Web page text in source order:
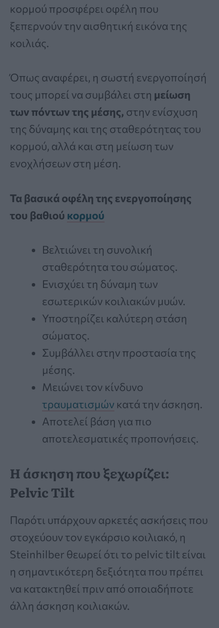
κορμού προσφέρει οφέλη που
ξεπερνούν την αισθητική εικόνα της
κοιλιάς.
Όπως αναφέρει, η σωστή ενεργοποίησή
τους μπορεί να συμβάλει στη μείωση
των πόντων της μέσης, στην ενίσχυση
της δύναμης και της σταθερότητας του
κορμού, αλλά και στη μείωση των
ενοχλήσεων στη μέση.
Τα βασικά οφέλη της ενεργοποίησης
του βαθιού κορμού
Βελτιώνει τη συνολική
σταθερότητα του σώματος.
Ενισχύει τη δύναμη των
εσωτερικών κοιλιακών μυών.
Υποστηρίζει καλύτερη στάση
σώματος.
Συμβάλλει στην προστασία της
μέσης.
Μειώνει τον κίνδυνο
τραυματισμών κατά την άσκηση.
Αποτελεί βάση για πιο
αποτελεσματικές προπονήσεις.
Η άσκηση που ξεχωρίζει:
Pelvic Tilt
Παρότι υπάρχουν αρκετές ασκήσεις που
στοχεύουν τον εγκάρσιο κοιλιακό, η
Steinhilber θεωρεί ότι το pelvic tilt είναι
η σημαντικότερη δεξιότητα που πρέπει
να κατακτηθεί πριν από οποιαδήποτε
άλλη άσκηση κοιλιακών.